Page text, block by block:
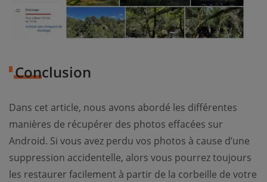
Conclusion
Dans cet article, nous avons abordé les différentes
manières de récupérer des photos effacées sur
Android. Si vous avez perdu vos photos à cause d’une
suppression accidentelle, alors vous pourrez toujours
les restaurer facilement à partir de la corbeille de votre